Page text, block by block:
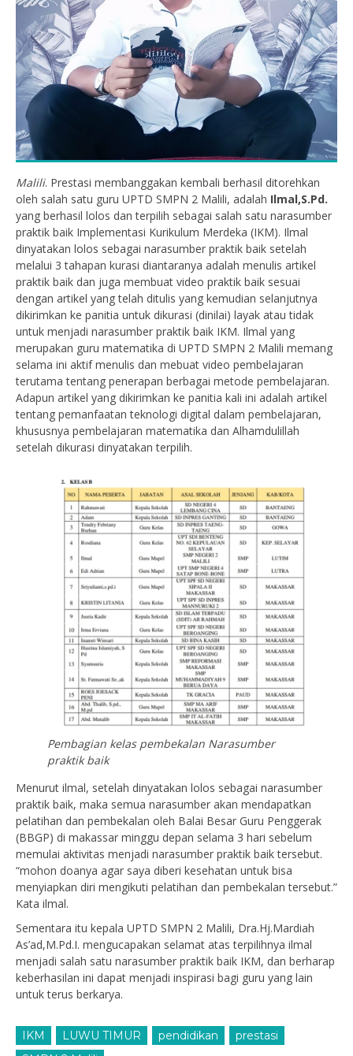
Malili. Prestasi membanggakan kembali berhasil ditorehkan
oleh salah satu guru UPTD SMPN 2 Malili, adalah Ilmal,S.Pd.
yang berhasil lolos dan terpilih sebagai salah satu narasumber
praktik baik Implementasi Kurikulum Merdeka (IKM). Ilmal
dinyatakan lolos sebagai narasumber praktik baik setelah
melalui 3 tahapan kurasi diantaranya adalah menulis artikel
praktik baik dan juga membuat video praktik baik sesuai
dengan artikel yang telah ditulis yang kemudian selanjutnya
dikirimkan ke panitia untuk dikurasi (dinilai) layak atau tidak
untuk menjadi narasumber praktik baik IKM. Ilmal yang
merupakan guru matematika di UPTD SMPN 2 Malili memang
selama ini aktif menulis dan mebuat video pembelajaran
terutama tentang penerapan berbagai metode pembelajaran.
Adapun artikel yang dikirimkan ke panitia kali ini adalah artikel
tentang pemanfaatan teknologi digital dalam pembelajaran,
khususnya pembelajaran matematika dan Alhamdulillah
setelah dikurasi dinyatakan terpilih.
Pembagian kelas pembekalan Narasumber
praktik baik
Menurut ilmal, setelah dinyatakan lolos sebagai narasumber
praktik baik, maka semua narasumber akan mendapatkan
pelatihan dan pembekalan oleh Balai Besar Guru Penggerak
(BBGP) di makassar minggu depan selama 3 hari sebelum
memulai aktivitas menjadi narasumber praktik baik tersebut.
“mohon doanya agar saya diberi kesehatan untuk bisa
menyiapkan diri mengikuti pelatihan dan pembekalan tersebut.”
Kata ilmal.
Sementara itu kepala UPTD SMPN 2 Malili, Dra.Hj.Mardiah
As’ad,M.Pd.I. mengucapakan selamat atas terpilihnya ilmal
menjadi salah satu narasumber praktik baik IKM, dan berharap
keberhasilan ini dapat menjadi inspirasi bagi guru yang lain
untuk terus berkarya.
IKM LUWU TIMUR pendidikan
prestasi